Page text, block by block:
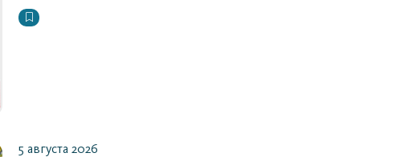
5 августа 2026